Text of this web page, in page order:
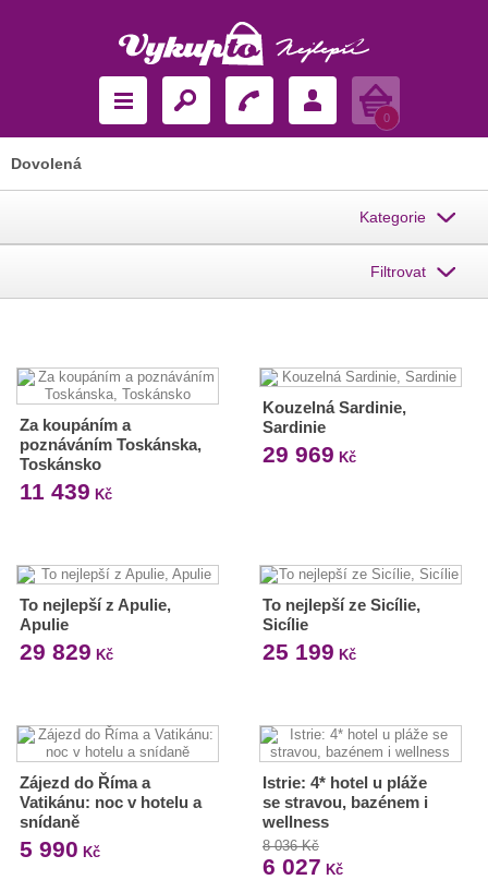
Košík
0
Dovolená
Kategorie
Filtrovat
Za koupáním a
poznáváním Toskánska,
Toskánsko
11 439 Kč
Kouzelná Sardinie,
Sardinie
29 969 Kč
To nejlepší z Apulie,
Apulie
29 829 Kč
To nejlepší ze Sicílie,
Sicílie
25 199 Kč
Zájezd do Říma a
Vatikánu: noc v hotelu a
snídaně
5 990 Kč
Istrie: 4* hotel u pláže
se stravou, bazénem i
wellness
8 036 Kč
6 027 Kč